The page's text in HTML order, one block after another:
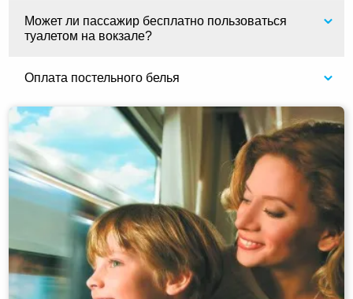
Может ли пассажир бесплатно пользоваться
туалетом на вокзале?
Оплата постельного белья